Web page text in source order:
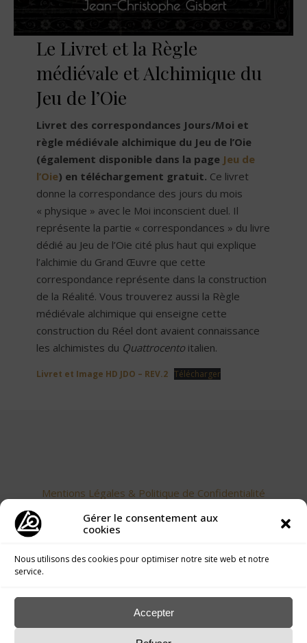
Gérer le consentement aux
cookies
Nous utilisons des cookies pour optimiser notre site web et notre
service.
Accepter
Le Livret et la Règle
médiévale et Alchimique du
Jeu de l’Oie
Livret des correspondances Jours/Moi et
règle médiévale alchimique du Jeu de l’Oie
(également disponible dans la page Jeu de
l’Oie) en téléchargement gratuit. Ce livret
donne la correspondance des jours du mois
« physique » avec le Moi inconscient duel. Il
représente la partie « correspondances » du livre
dédié au Jeu de l’Oie cité plus haut qui explique
l’alchimie du Grand Œuvre que cette
correspondance représente dans la construction
de la Réalité. Vous trouverez aussi la Règle
médiévale alchimique qui enseigne cette
construction du Réel dont avaient connaissance
les alchimistes du Quattrocentoitalien.
Livret et Image HD JDO – REV.2 Télécharger
Mentions Légales & Politique de Confidentialité
Boutique du langage des Oiseaux